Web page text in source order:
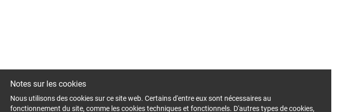
Notes sur les cookies
Nous utilisons des cookies sur ce site web. Certains d'entre eux sont nécessaires au
fonctionnement du site, comme les cookies techniques et fonctionnels. D'autres types de cookies,